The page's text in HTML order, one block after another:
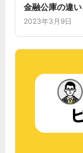
金融公庫の違
2023年3月9日